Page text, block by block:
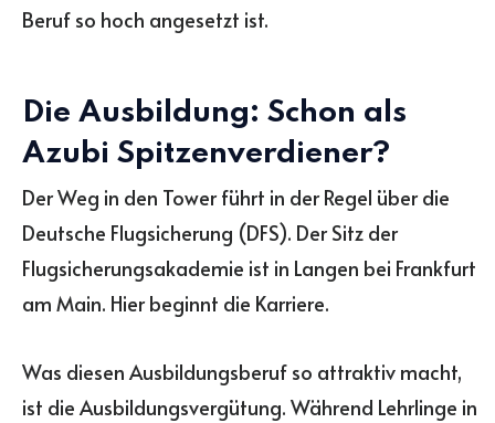
Beruf so hoch angesetzt ist.
Die Ausbildung: Schon als
Azubi Spitzenverdiener?
Der Weg in den Tower führt in der Regel über die
Deutsche Flugsicherung (DFS). Der Sitz der
Flugsicherungsakademie ist in Langen bei Frankfurt
am Main. Hier beginnt die Karriere.
Was diesen Ausbildungsberuf so attraktiv macht,
ist die Ausbildungsvergütung. Während Lehrlinge in